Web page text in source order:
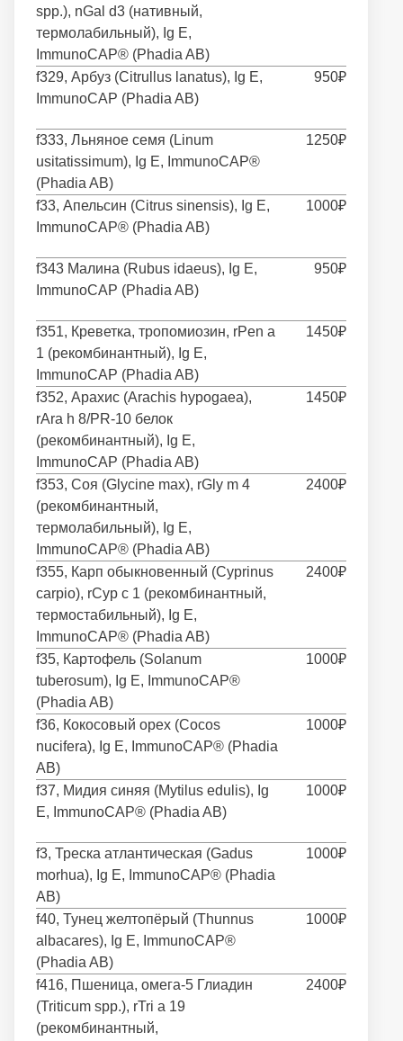
spp.), nGal d3 (нативный,
термолабильный), Ig E,
ImmunoCAP® (Phadia AB)
f329, Арбуз (Citrullus lanatus), Ig E,
ImmunoCAP (Phadia AB)
950₽
f333, Льняное семя (Linum
usitatissimum), Ig E, ImmunoCAP®
(Phadia AB)
1250₽
f33, Апельсин (Citrus sinensis), Ig E,
ImmunoCAP® (Phadia AB)
1000₽
f343 Малина (Rubus idaeus), Ig E,
ImmunoCAP (Phadia AB)
950₽
f351, Креветка, тропомиозин, rPen a
1 (рекомбинантный), Ig E,
ImmunoCAP (Phadia AB)
1450₽
f352, Арахис (Arachis hypogaea),
rAra h 8/PR-10 белок
(рекомбинантный), Ig E,
ImmunoCAP (Phadia AB)
1450₽
f353, Соя (Glycine max), rGly m 4
(рекомбинантный,
термолабильный), Ig E,
ImmunoCAP® (Phadia AB)
2400₽
f355, Карп обыкновенный (Cyprinus
carpio), rCyp c 1 (рекомбинантный,
термостабильный), Ig E,
ImmunoCAP® (Phadia AB)
2400₽
f35, Картофель (Solanum
tuberosum), Ig E, ImmunoCAP®
(Phadia AB)
1000₽
f36, Кокосовый орех (Cocos
nucifera), Ig E, ImmunoCAP® (Phadia
AB)
1000₽
f37, Мидия синяя (Mytilus edulis), Ig
E, ImmunoCAP® (Phadia AB)
1000₽
f3, Треска атлантическая (Gadus
morhua), Ig E, ImmunoCAP® (Phadia
AB)
1000₽
f40, Тунец желтопёрый (Thunnus
albacares), Ig E, ImmunoCAP®
(Phadia AB)
1000₽
f416, Пшеница, омега-5 Глиадин
(Triticum spp.), rTri a 19
(рекомбинантный,
2400₽